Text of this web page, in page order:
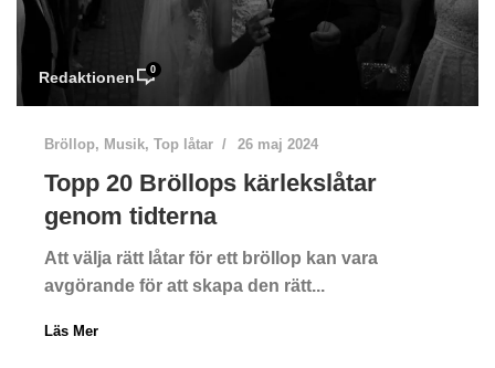
Redaktionen 0
Bröllop, Musik, Top låtar 26 maj 2024
Topp 20 Bröllops kärlekslåtar
genom tidterna
Att välja rätt låtar för ett bröllop kan vara
avgörande för att skapa den rätt...
Läs Mer